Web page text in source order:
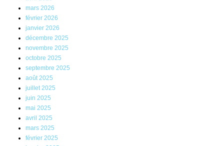
mars 2026
février 2026
janvier 2026
décembre 2025
novembre 2025
octobre 2025
septembre 2025
août 2025
juillet 2025
juin 2025
mai 2025
avril 2025
mars 2025
février 2025